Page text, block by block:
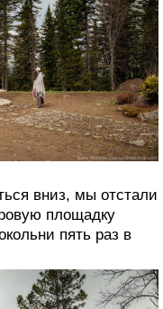
вниз, мы отстали
площадку
пять раз в